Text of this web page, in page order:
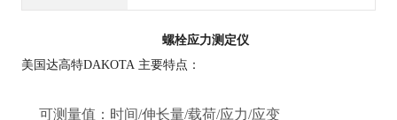
螺栓应力测定仪
美国达高特DAKOTA 主要特点：
可测量值：时间/伸长量/载荷/应力/应变